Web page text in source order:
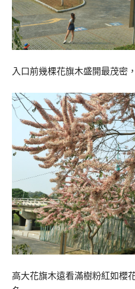
入口前幾棵花旗木盛開最茂密
高大花旗木遠看滿樹粉紅如櫻